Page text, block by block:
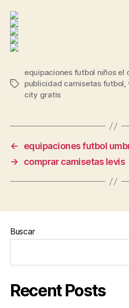
Etiquetas
equipaciones futbol niños el
publicidad camisetas futbol,
city gratis
←
equipaciones futbol
→
comprar camisetas levis
Buscar
Recent Posts